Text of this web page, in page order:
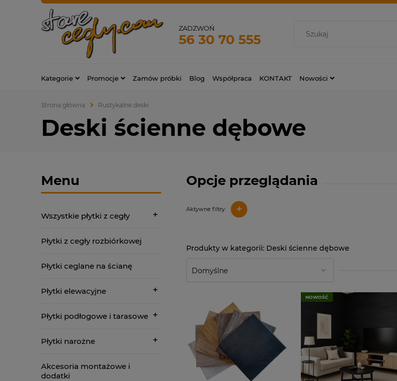
ZADZWOŃ
56 30 70 555
Kategorie Promocje Zamów próbki Blog Współpraca KONTAKT Nowości
Strona główna Rustykalne deski
Deski ścienne dębowe
Menu
Wszystkie płytki z cegły
Płytki z cegły rozbiórkowej
Płytki ceglane na ścianę
Płytki elewacyjne
Płytki podłogowe i tarasowe
Płytki narożne
Akcesoria montażowe i
dodatki
Opcje przeglądania
Aktywne filtry: +
Deski ścienne dębowe
NOWOŚĆ